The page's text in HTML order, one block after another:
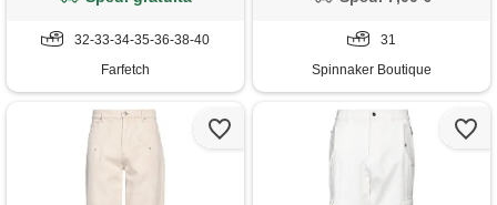
32-33-34-35-36-38-40
Farfetch
31
Spinnaker Boutique